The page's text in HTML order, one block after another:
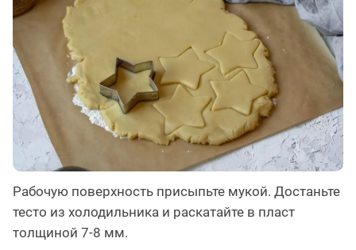
Рабочую поверхность присыпьте мукой. Достаньте
тесто из холодильника и раскатайте в пласт
толщиной 7-8 мм.